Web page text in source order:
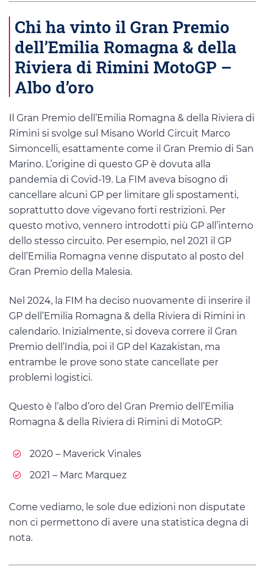
Chi ha vinto il Gran Premio
dell’Emilia Romagna & della
Riviera di Rimini MotoGP –
Albo d’oro
Il Gran Premio dell’Emilia Romagna & della Riviera di
Rimini si svolge sul Misano World Circuit Marco
Simoncelli, esattamente come il Gran Premio di San
Marino. L’origine di questo GP è dovuta alla
pandemia di Covid-19. La FIM aveva bisogno di
cancellare alcuni GP per limitare gli spostamenti,
soprattutto dove vigevano forti restrizioni. Per
questo motivo, vennero introdotti più GP all’interno
dello stesso circuito. Per esempio, nel 2021 il GP
dell’Emilia Romagna venne disputato al posto del
Gran Premio della Malesia.
Nel 2024, la FIM ha deciso nuovamente di inserire il
GP dell’Emilia Romagna & della Riviera di Rimini in
calendario. Inizialmente, si doveva correre il Gran
Premio dell’India, poi il GP del Kazakistan, ma
entrambe le prove sono state cancellate per
problemi logistici.
Questo è l’albo d’oro del Gran Premio dell’Emilia
Romagna & della Riviera di Rimini di MotoGP:
2020 – Maverick Vinales
2021 – Marc Marquez
Come vediamo, le sole due edizioni non disputate
non ci permettono di avere una statistica degna di
nota.